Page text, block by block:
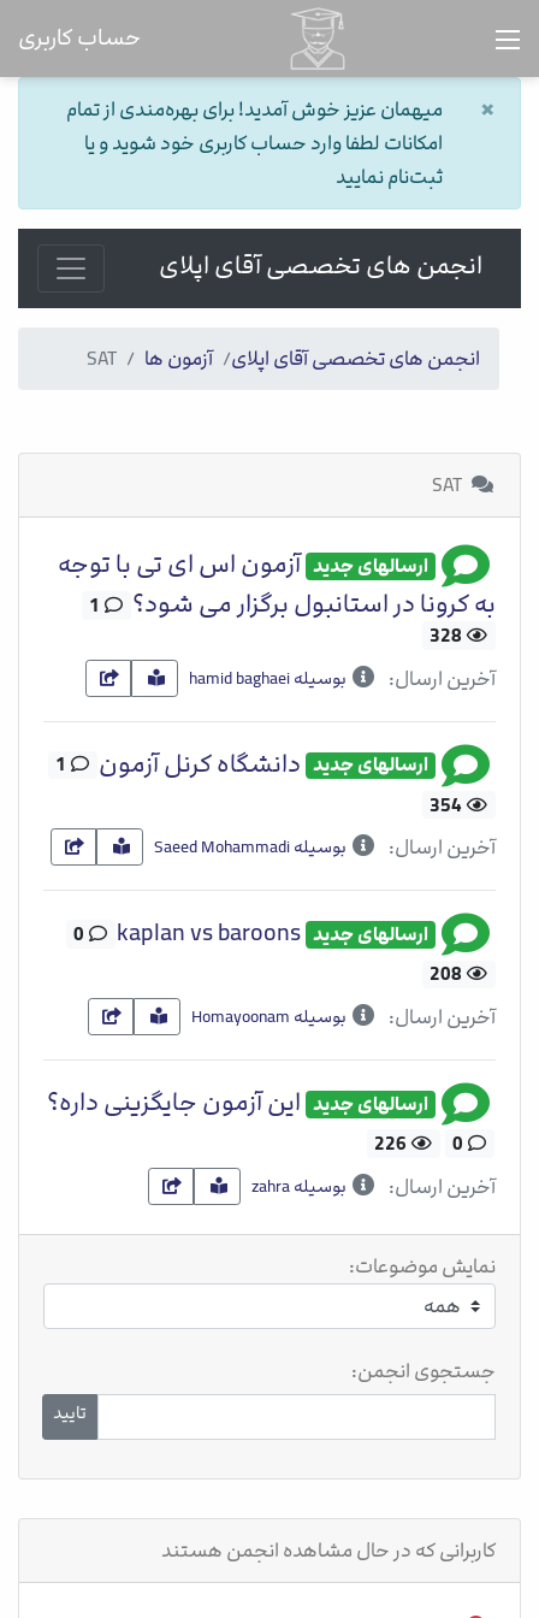
حساب کاربری
میهمان عزیز خوش آمدید! برای بهره‌مندی از تمام
امکانات لطفا وارد حساب کاربری خود شوید و یا
ثبت‌نام نمایید
×
انجمن های تخصصی آقای اپلای
انجمن های تخصصی آقای اپلای آزمون ها SAT
SAT
ارسالهای جدید آزمون اس ای تی با توجه
به کرونا در استانبول برگزار می شود؟
1
328
آخرین ارسال: بوسیله hamid baghaei
ارسالهای جدید دانشگاه کرنل آزمون
1
354
آخرین ارسال: بوسیله Saeed Mohammadi
ارسالهای جدید kaplan vs baroons
0
208
آخرین ارسال: بوسیله Homayoonam
ارسالهای جدید این آزمون جایگزینی داره؟
0
226
آخرین ارسال: بوسیله zahra
نمایش موضوعات:
جستجوی انجمن:
تایید
کاربرانی که در حال مشاهده انجمن هستند